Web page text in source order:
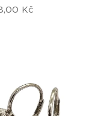
Kč